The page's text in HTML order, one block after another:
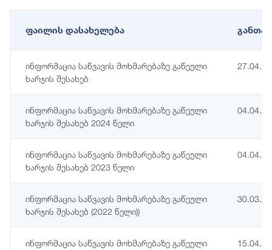
ფაილის დასახელება
ინფორმაცია საწვავის მოხმარებაზე გაწეული
ხარჯის შესახებ
ინფორმაცია საწვავის მოხმარებაზე გაწეული
ხარჯის შესახებ 2024 წელი
ინფორმაცია საწვავის მოხმარებაზე გაწეული
ხარჯის შესახებ 2023 წელი
ინფორმაცია საწვავის მოხმარებაზე გაწეული
ხარჯის შესახებ (2022 წელი))
ინფორმაცია საწვავის მოხმარებაზე გაწეული